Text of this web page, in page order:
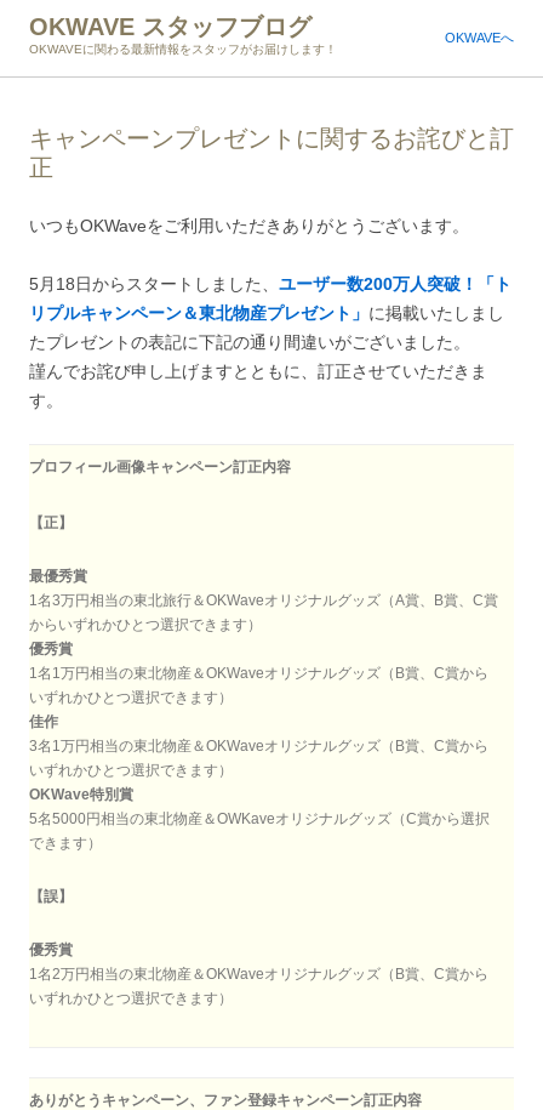
OKWAVE スタッフブログ
OKWAVEに関わる最新情報をスタッフがお届けします！
OKWAVEへ
キャンペーンプレゼントに関するお詫びと訂
正
いつもOKWaveをご利用いただきありがとうございます。
5月18日からスタートしました、 ユーザー数200万人突破！「ト
リプルキャンペーン＆東北物産プレゼント」 に掲載いたしまし
たプレゼントの表記に下記の通り間違いがございました。
謹んでお詫び申し上げますとともに、訂正させていただきま
す。
プロフィール画像キャンペーン訂正内容
【正】
最優秀賞
1名3万円相当の東北旅行＆OKWaveオリジナルグッズ（A賞、B賞、C賞
からいずれかひとつ選択できます）
優秀賞
1名1万円相当の東北物産＆OKWaveオリジナルグッズ（B賞、C賞から
いずれかひとつ選択できます）
佳作
3名1万円相当の東北物産＆OKWaveオリジナルグッズ（B賞、C賞から
いずれかひとつ選択できます）
OKWave特別賞
5名5000円相当の東北物産＆OWKaveオリジナルグッズ（C賞から選択
できます）
【誤】
優秀賞
1名2万円相当の東北物産＆OKWaveオリジナルグッズ（B賞、C賞から
いずれかひとつ選択できます）
ありがとうキャンペーン、ファン登録キャンペーン訂正内容